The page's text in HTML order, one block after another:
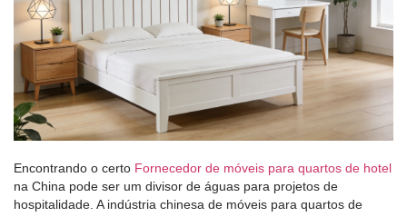
Encontrando o certo Fornecedor de móveis para quartos de hotel
na China pode ser um divisor de águas para projetos de
hospitalidade. A indústria chinesa de móveis para quartos de